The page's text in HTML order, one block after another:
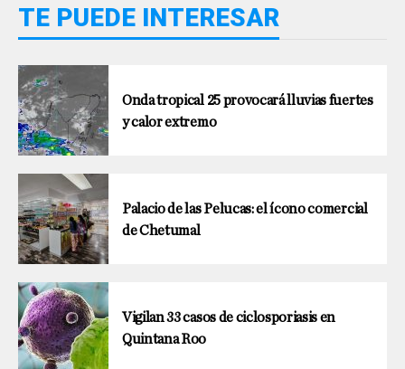
TE PUEDE INTERESAR
Onda tropical 25 provocará lluvias fuertes
y calor extremo
Palacio de las Pelucas: el ícono comercial
de Chetumal
Vigilan 33 casos de ciclosporiasis en
Quintana Roo